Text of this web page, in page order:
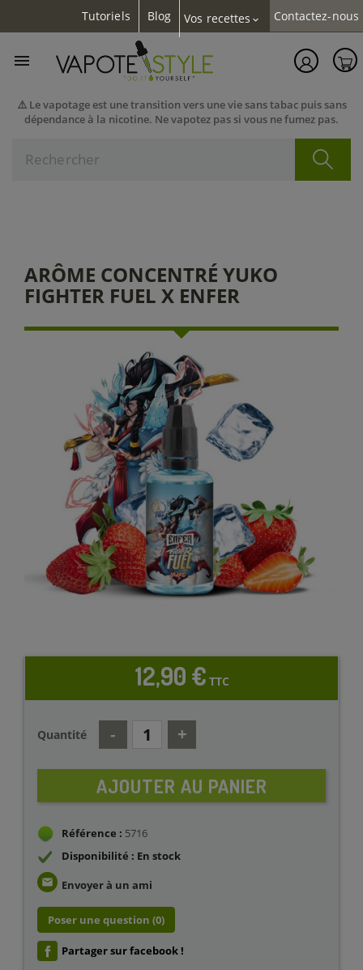
Tutoriels Blog Vos recettes expand_more Contactez-nous
⚠️ Le vapotage est une transition vers une vie sans tabac puis sans
dépendance à la nicotine. Ne vapotez pas si vous ne fumez pas.

ARÔME CONCENTRÉ YUKO
FIGHTER FUEL X ENFER
12,90 € TTC
Quantité
AJOUTER AU PANIER
Référence : 5716
Disponibilité : En stock
email Envoyer à un ami
Poser une question (0)
Partager sur facebook !